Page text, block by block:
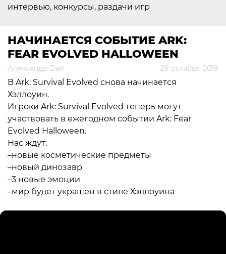
интервью, конкурсы, раздачи игр
НАЧИНАЕТСЯ СОБЫТИЕ ARK:
FEAR EVOLVED HALLOWEEN
Александр Бэй 29 октября 2019
В Ark: Survival Evolved снова начинается
Хэллоуин.
Игроки Ark: Survival Evolved теперь могут
участвовать в ежегодном событии Ark: Fear
Evolved Halloween.
Нас ждут:
–новые косметические предметы
–новый динозавр
–3 новые эмоции
–мир будет украшен в стиле Хэллоуина